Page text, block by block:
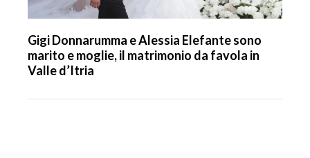
Gigi Donnarumma e Alessia Elefante sono
marito e moglie, il matrimonio da favola in
Valle d’Itria